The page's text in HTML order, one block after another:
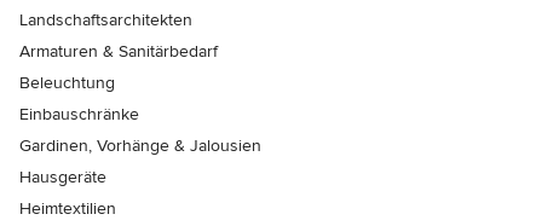
Landschaftsarchitekten
Armaturen & Sanitärbedarf
Beleuchtung
Einbauschränke
Gardinen, Vorhänge & Jalousien
Hausgeräte
Heimtextilien